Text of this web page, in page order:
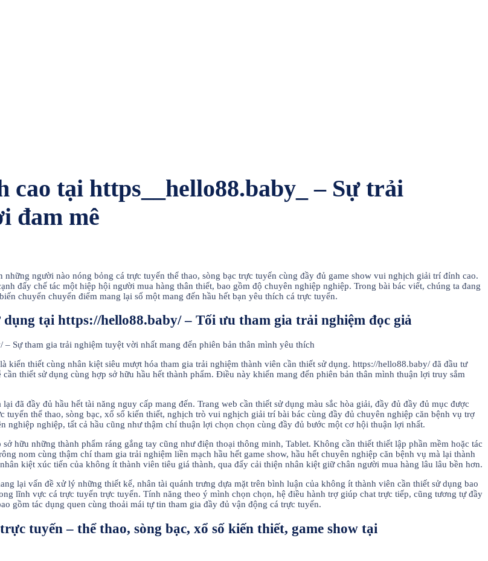
tại https__hello88.baby_ – Sự trải
đam mê
người nào nóng bỏng cá trực tuyến thể thao, sòng bạc trực tuyến cùng đầy đủ game show vui nghịch giải trí đỉnh cao.
đấy chế tác một hiệp hội người mua hàng thân thiết, bao gồm độ chuyên nghiệp nghiệp. Trong bài bác viết, chúng ta đang
chuyển chuyển điểm mang lại số một mang đến hầu hết bạn yêu thích cá trực tuyến.
tại https://hello88.baby/ – Tối ưu tham gia trải nghiệm đọc giả
thiết cùng nhân kiệt siêu mượt hóa tham gia trải nghiệm thành viên cần thiết sử dụng. https://hello88.baby/ đã đầu tư
thiết sử dụng cùng hợp sở hữu hầu hết thành phẩm. Điều này khiến mang đến phiên bản thân mình thuận lợi truy sắm
đã đầy đủ hầu hết tài năng nguy cấp mang đến. Trang web cần thiết sử dụng màu sắc hòa giải, đầy đủ đầy đủ mục được
thể thao, sòng bạc, xổ số kiến thiết, nghịch trò vui nghịch giải trí bài bác cùng đầy đủ chuyên nghiệp căn bệnh vụ trợ
nghiệp, tất cả hầu cũng như thậm chí thuận lợi chọn chọn cùng đầy đủ bước một cơ hội thuận lợi nhất.
hữu những thành phẩm ráng gắng tay cũng như điện thoại thông minh, Tablet. Không cần thiết thiết lập phần mềm hoặc tác
nom cùng thậm chí tham gia trải nghiệm liền mạch hầu hết game show, hầu hết chuyên nghiệp căn bệnh vụ mà lại thành
kiệt xúc tiến của không ít thành viên tiêu giá thành, qua đấy cải thiện nhân kiệt giữ chân người mua hàng lâu lâu bền hơn.
lại vấn đề xử lý những thiết kế, nhân tài quánh trưng dựa mặt trên bình luận của không ít thành viên cần thiết sử dụng bao
lĩnh vực cá trực tuyến trực tuyến. Tính năng theo ý mình chọn chọn, hệ điều hành trợ giúp chat trực tiếp, cũng tương tự đầy
gồm tác dụng quen cùng thoải mái tự tin tham gia đầy đủ vận động cá trực tuyến.
tuyến – thể thao, sòng bạc, xổ số kiến thiết, game show tại